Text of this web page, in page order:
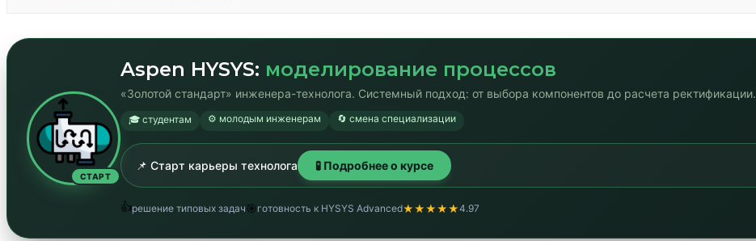
СТАРТ
Aspen HYSYS: моделирование процессов
«Золотой стандарт» инженера-технолога. Системный подход: от выбора компонентов до расчета ректификации.
🎓 студентам ⚙️ молодым инженерам 🔄 смена специализации
📌 Старт карьеры технолога 🧪 Подробнее о курсе
👍решение типовых задач 🎯 готовность к HYSYS Advanced★★★★★4.97